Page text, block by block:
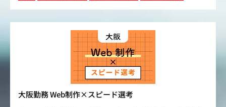
大阪勤務 Web制作×スピード選考